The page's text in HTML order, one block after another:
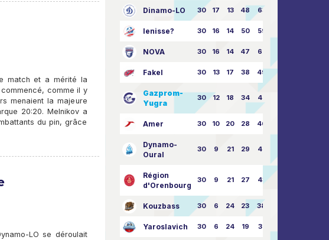
match et a mérité la
comme il y
menaient la majeure
20:20. Melnikov a
du pin, grâce
LO se déroulait
Dinamo-LO 30 17 13 48 63:57
Ienisse? 30 16 14 50 59:53
NOVA 30 16 14 47 62:58
Fakel 30 13 17 38 49:62
Gazprom-
Yugra
30 12 18 34 45:63
Amer 30 10 20 28 46:73
Dynamo-
Oural
30 9 21 29 41:70
Région
d'Orenbourg
30 9 21 27 43:73
Kouzbass 30 6 24 23 38:76
Yaroslavich 30 6 24 19 31:80